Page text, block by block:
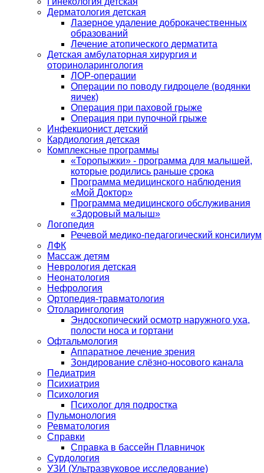
Дерматология детская
Лазерное удаление доброкачественных
образований
Лечение атопического дерматита
Детская амбулаторная хирургия и
оториноларингология
ЛОР-операции
Операции по поводу гидроцеле (водянки
яичек)
Операция при паховой грыже
Операция при пупочной грыже
Инфекционист детский
Кардиология детская
Комплексные программы
«Торопыжки» - программа для малышей,
которые родились раньше срока
Программа медицинского наблюдения
«Мой Доктор»
Программа медицинского обслуживания
«Здоровый малыш»
Логопедия
Речевой медико-педагогический консилиум
ЛФК
Массаж детям
Неврология детская
Неонатология
Нефрология
Ортопедия-травматология
Отоларингология
Эндоскопический осмотр наружного уха,
полости носа и гортани
Офтальмология
Аппаратное лечение зрения
Зондирование слёзно-носового канала
Педиатрия
Психиатрия
Психология
Психолог для подростка
Пульмонология
Ревматология
Справки
Справка в бассейн Плавничок
Сурдология
УЗИ (Ультразвуковое исследование)